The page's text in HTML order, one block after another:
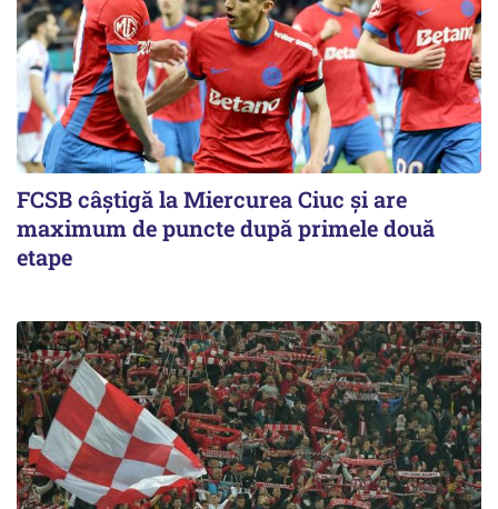
FCSB câştigă la Miercurea Ciuc şi are
maximum de puncte după primele două
etape